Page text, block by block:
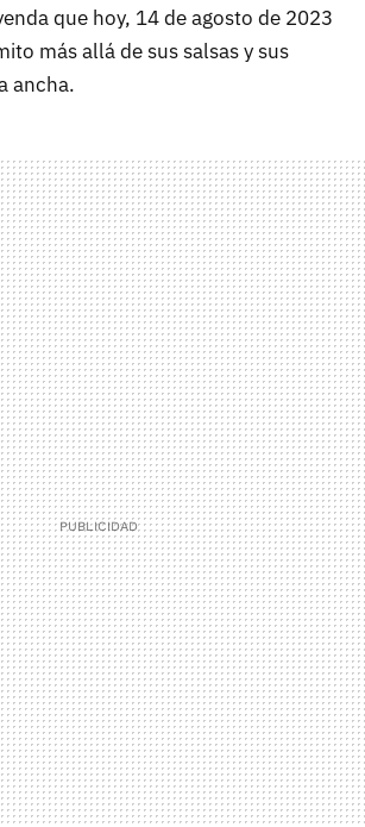
que hoy, 14 de agosto de 2023
más allá de sus salsas y sus
ancha.